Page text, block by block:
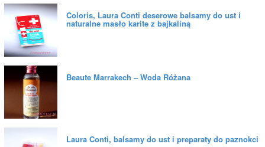
Coloris, Laura Conti deserowe balsamy do ust i
naturalne masło karite z bajkaliną
Beaute Marrakech – Woda Różana
Laura Conti, balsamy do ust i preparaty do paznokci